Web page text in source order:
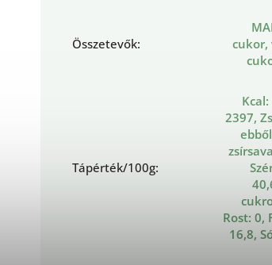
Összetevők:
cukor,
Tápérték/100g:
Kcal:
2397,
Rost: 0,
16,8,